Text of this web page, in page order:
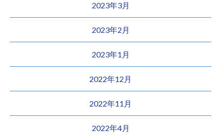
2023年3月
2023年2月
2023年1月
2022年12月
2022年11月
2022年4月